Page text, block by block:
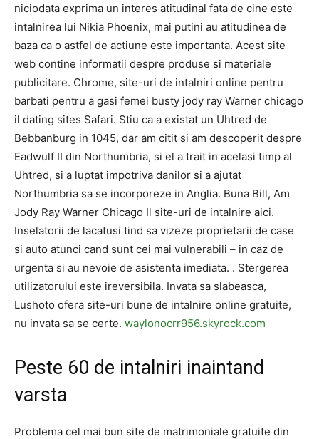
niciodata exprima un interes atitudinal fata de cine este
intalnirea lui Nikia Phoenix, mai putini au atitudinea de
baza ca o astfel de actiune este importanta. Acest site
web contine informatii despre produse si materiale
publicitare. Chrome, site-uri de intalniri online pentru
barbati pentru a gasi femei busty jody ray Warner chicago
il dating sites Safari. Stiu ca a existat un Uhtred de
Bebbanburg in 1045, dar am citit si am descoperit despre
Eadwulf II din Northumbria, si el a trait in acelasi timp al
Uhtred, si a luptat impotriva danilor si a ajutat
Northumbria sa se incorporeze in Anglia. Buna Bill, Am
Jody Ray Warner Chicago Il site-uri de intalnire aici.
Inselatorii de lacatusi tind sa vizeze proprietarii de case
si auto atunci cand sunt cei mai vulnerabili – in caz de
urgenta si au nevoie de asistenta imediata. . Stergerea
utilizatorului este ireversibila. Invata sa slabeasca,
Lushoto ofera site-uri bune de intalnire online gratuite,
nu invata sa se certe. waylonocrr956.skyrock.com
Peste 60 de intalniri inaintand
varsta
Problema cel mai bun site de matrimoniale gratuite din